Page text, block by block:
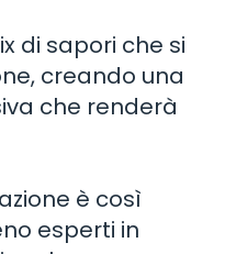
di sapori che si
creando una
che renderà
è così
esperti in